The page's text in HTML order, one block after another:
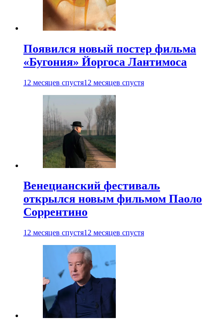
Появился новый постер фильма
«Бугония» Йоргоса Лантимоса
12 месяцев спустя12 месяцев спустя
Венецианский фестиваль
открылся новым фильмом Паоло
Соррентино
12 месяцев спустя12 месяцев спустя